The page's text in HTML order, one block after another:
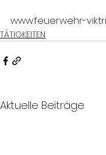
www.feuerwehr-
TÄTIGKEITEN
Aktuelle Beiträge